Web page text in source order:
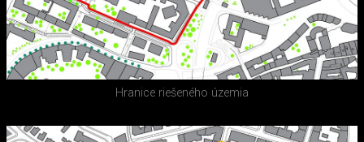
Hranice riešeného územia